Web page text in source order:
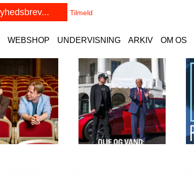
WEBSHOP UNDERVISNING ARKIV OM OS